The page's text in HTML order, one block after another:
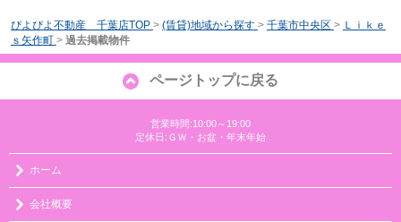
ぴよぴよ不動産 千葉店TOP > (賃貸)地域から探す > 千葉市中央区 > Ｌｉｋｅ
ｓ矢作町 > 過去掲載物件
ページトップに戻る
営業時間:10:00～19:00
定休日:ＧＷ・お盆・年末年始
ホーム
会社概要